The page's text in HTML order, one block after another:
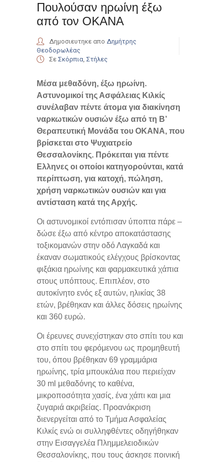
Πουλούσαν ηρωίνη έξω
από τον ΟΚΑΝΑ
Δημοσιευτηκε απο Δημήτρης
Θεοδορωλέας
Σε Σκόρπια, Στήλες
Μέσα μεθαδόνη, έξω ηρωίνη.
Αστυνομικοί της Ασφάλειας Κιλκίς
συνέλαβαν πέντε άτομα για διακίνηση
ναρκωτικών ουσιών έξω από τη Β’
Θεραπευτική Μονάδα του ΟΚΑΝΑ, που
βρίσκεται στο Ψυχιατρείο
Θεσσαλονίκης. Πρόκειται για πέντε
Ελληνες οι οποίοι κατηγορούνται, κατά
περίπτωση, για κατοχή, πώληση,
χρήση ναρκωτικών ουσιών και για
αντίσταση κατά της Αρχής.
Οι αστυνομικοί εντόπισαν ύποπτα πάρε –
δώσε έξω από κέντρο αποκατάστασης
τοξικομανών στην οδό Λαγκαδά και
έκαναν σωματικούς ελέγχους βρίσκοντας
φιξάκια ηρωίνης και φαρμακευτικά χάπια
στους υπόπτους. Επιπλέον, στο
αυτοκίνητο ενός εξ αυτών, ηλικίας 38
ετών, βρέθηκαν και άλλες δόσεις ηρωίνης
και 360 ευρώ.
Οι έρευνες συνεχίστηκαν στο σπίτι του και
στο σπίτι του φερόμενου ως προμηθευτή
του, όπου βρέθηκαν 69 γραμμάρια
ηρωίνης, τρία μπουκάλια που περιείχαν
30 ml μεθαδόνης το καθένα,
μικροποσότητα χασίς, ένα χάπι και μια
ζυγαριά ακριβείας. Προανάκριση
διενεργείται από το Τμήμα Ασφαλείας
Κιλκίς ενώ οι συλληφθέντες οδηγήθηκαν
στην Εισαγγελέα Πλημμελειοδικών
Θεσσαλονίκης, που τους άσκησε ποινική